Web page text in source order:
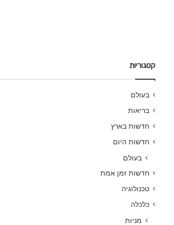
קטגוריות
בעולם
בריאות
חדשות בארץ
חדשות היום
בעולם
חדשות זמן אמת
טכנולוגיה
כלכלה
מניות